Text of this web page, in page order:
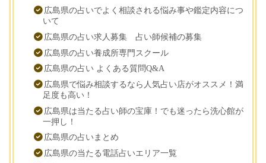
広島県の占いでよく相談される悩み事や鑑定内容につ
いて
広島県の占い求人募集 占い師候補の募集
広島県の占い養成所専門スクール
広島県の占い よくある質問Q&A
広島県で悩み相談するなら人気占い店がオススメ！満
足度も高い！
広島県は当たる占い師の宝庫！でも迷ったら洗心館が
一押し！
広島県の占いまとめ
広島県の当たる電話占いエリア一覧